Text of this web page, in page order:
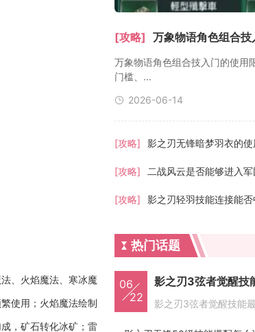
、火焰魔法、寒冰魔
使用；火焰魔法绘制
，矿石转化冰矿；雷
[攻略] 万象物语角色组合
万象物语角色组合技入门的使用
门槛、...
2026-06-14
[攻略] 影之刃无锋暗梦羽衣的
[攻略] 二战风云是否能够进入
[攻略] 影之刃轻羽技能连接能
热门话题
06
22
影之刃3弦者觉醒技